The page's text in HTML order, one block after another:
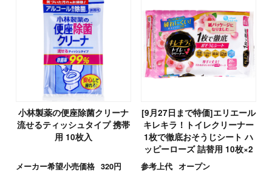
小林製薬の便座除菌クリーナ
流せるティッシュタイプ 携帯
用 10枚入
メーカー希望小売価格 320円
[9月27日まで特価]エリエール
キレキラ！トイレクリーナー
1枚で徹底おそうじシート ハ
ッピーローズ 詰替用 10枚×2
パック
参考上代 オープン